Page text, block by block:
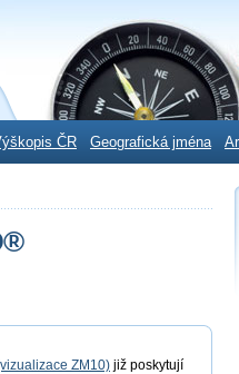
ČR Geografická jména
ZM10) již poskytují